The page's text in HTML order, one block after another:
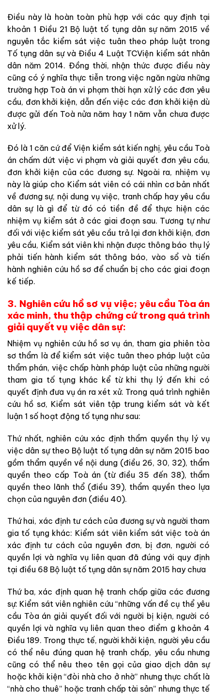
Điều này là hoàn toàn phù hợp với các quy định tại
khoản 1 Điều 21 Bộ luật tố tụng dân sự năm 2015 về
nguyên tắc kiểm sát việc tuân theo pháp luật trong
Tố tụng dân sự và Điều 4 Luật TCViện kiểm sát nhân
dân năm 2014. Đồng thời, nhận thức được điều này
cũng có ý nghĩa thực tiễn trong việc ngăn ngừa những
trường hợp Toà án vi phạm thời hạn xử lý các đơn yêu
cầu, đơn khởi kiện, dẫn đến việc các đơn khởi kiện dù
được gửi đến Toà nửa năm hay 1 năm vẫn chưa được
xử lý.
Đó là 1 căn cứ để Viện kiểm sát kiến nghị, yêu cầu Toà
án chấm dứt việc vi phạm và giải quyết đơn yêu cầu,
đơn khởi kiện của các đương sự. Ngoài ra, nhiệm vụ
này là giúp cho Kiểm sát viên có cái nhìn cơ bản nhất
về đương sự, nội dung vụ việc, tranh chấp hay yêu cầu
dân sự là gì để từ đó có tiền đề để thực hiện các
nhiệm vụ kiểm sát ở các giai đoạn sau. Tương tự như
đối với việc kiểm sát yêu cầu trả lại đơn khởi kiện, đơn
yêu cầu, Kiểm sát viên khi nhận được thông báo thụ lý
phải tiến hành kiểm sát thông báo, vào sổ và tiến
hành nghiên cứu hồ sơ để chuẩn bị cho các giai đoạn
kế tiếp.
3. Nghiên cứu hồ sơ vụ việc; yêu cầu Tòa án
xác minh, thu thập chứng cứ trong quá trình
giải quyết vụ việc dân sự:
Nhiệm vụ nghiên cứu hồ sơ vụ án, tham gia phiên tòa
sơ thẩm là để kiểm sát việc tuân theo pháp luật của
thẩm phán, việc chấp hành pháp luật của những người
tham gia tố tụng khác kể từ khi thụ lý đến khi có
quyết định đưa vụ án ra xét xử. Trong quá trình nghiên
cứu hồ sơ, Kiểm sát viên tập trung kiểm sát và kết
luận 1 số hoạt động tố tụng như sau:
Thứ nhất, nghiên cứu xác định thẩm quyền thụ lý vụ
việc dân sự theo Bộ luật tố tụng dân sự năm 2015 bao
gồm thẩm quyền về nội dung (điều 26, 30, 32), thẩm
quyền theo cấp Toà án (từ điều 35 đến 38), thẩm
quyền theo lãnh thổ (điều 39), thẩm quyền theo lựa
chọn của nguyên đơn (điều 40).
Thứ hai, xác định tư cách của đương sự và người tham
gia tố tụng khác: Kiểm sát viên kiểm sát việc toà án
xác định tư cách của nguyên đơn, bị đơn, người có
quyền lợi và nghĩa vụ liên quan đã đúng với quy định
tại điều 68 Bộ luật tố tụng dân sự năm 2015 hay chưa
Thứ ba, xác định quan hệ tranh chấp giữa các đương
sự: Kiểm sát viên nghiên cứu “những vấn đề cụ thể yêu
cầu Tòa án giải quyết đối với người bị kiện, người có
quyền lợi và nghĩa vụ liên quan theo điểm g khoản 4
Điều 189. Trong thực tế, người khởi kiện, người yêu cầu
có thể nêu đúng quan hệ tranh chấp, yêu cầu nhưng
cũng có thể nêu theo tên gọi của giao dịch dân sự
hoặc khởi kiện “đòi nhà cho ở nhờ” nhưng thực chất là
“nhà cho thuê” hoặc tranh chấp tài sản” nhưng thực tế